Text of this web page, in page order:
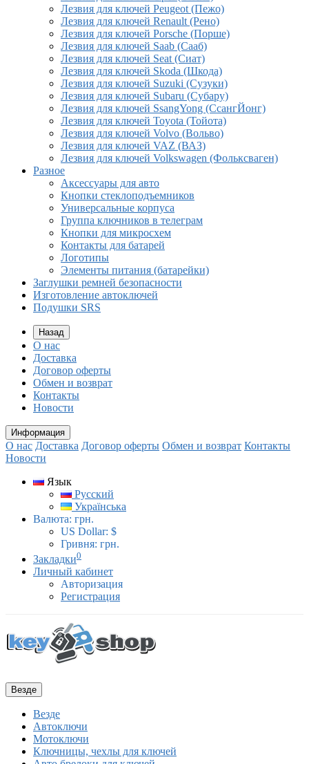
Лезвия для ключей Peugeot (Пежо)
Лезвия для ключей Renault (Рено)
Лезвия для ключей Porsche (Порше)
Лезвия для ключей Saab (Сааб)
Лезвия для ключей Seat (Сиат)
Лезвия для ключей Skoda (Шкода)
Лезвия для ключей Suzuki (Сузуки)
Лезвия для ключей Subaru (Субару)
Лезвия для ключей SsangYong (СсангЙонг)
Лезвия для ключей Toyota (Тойота)
Лезвия для ключей Volvo (Вольво)
Лезвия для ключей VAZ (ВАЗ)
Лезвия для ключей Volkswagen (Фольксваген)
Разное
Aксессуары для авто
Кнопки стеклоподъемников
Универсальные корпуса
Группа ключников в телеграм
Кнопки для микросхем
Контакты для батарей
Логотипы
Элементы питания (батарейки)
Заглушки ремней безопасности
Изготовление автоключей
Подушки SRS
Назад
О нас
Доставка
Договор оферты
Обмен и возврат
Контакты
Новости
Информация
О нас Доставка Договор оферты Обмен и возврат Контакты
Новости
Язык
Русский
Українська
Валюта: грн.
US Dollar: $
Гривня: грн.
Закладки0
Личный кабинет
Авторизация
Регистрация
Везде
Везде
Автоключи
Мотоключи
Ключницы, чехлы для ключей